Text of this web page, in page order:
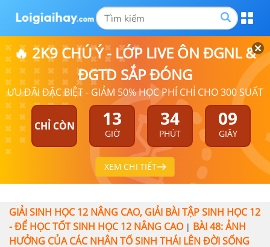
🔥 2K9 CHÚ Ý - LỚP LIVE ÔN ĐGNL &
ĐGTD SẮP ĐÓNG
ƯU ĐÃI ĐẶC BIỆT - GIẢM 50% HỌC PHÍ CHỈ CHO 300 SUẤT
CHỈ CÒN 13
GIỜ
34
PHÚT
09
GIÂY
XEM CHI TIẾT
GIẢI SINH HỌC 12 NÂNG CAO, GIẢI BÀI TẬP SINH HỌC 12
- ĐỂ HỌC TỐT SINH HỌC 12 NÂNG CAO| BÀI 48: ẢNH
HƯỞNG CỦA CÁC NHÂN TỐ SINH THÁI LÊN ĐỜI SỐNG